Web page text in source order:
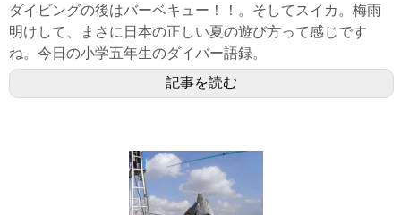
ダイビングの後はバーベキュー！！。そしてスイカ。梅雨
明けして、まさに日本の正しい夏の遊び方って感じです
ね。今日の小学五年生のダイバー語録。
記事を読む